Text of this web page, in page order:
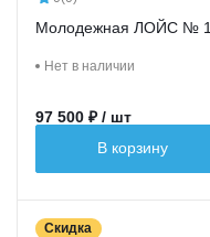
Молодежная ЛОЙС № 1
Нет в наличии
97 500 ₽ / шт
В корзину
Скидка